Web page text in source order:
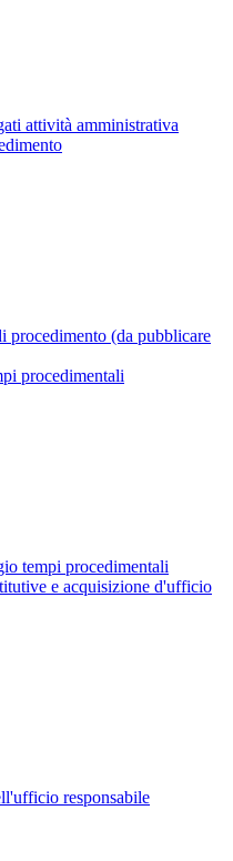
attività amministrativa
procedimento (da pubblicare
procedimentali
tempi procedimentali
e acquisizione d'ufficio
responsabile